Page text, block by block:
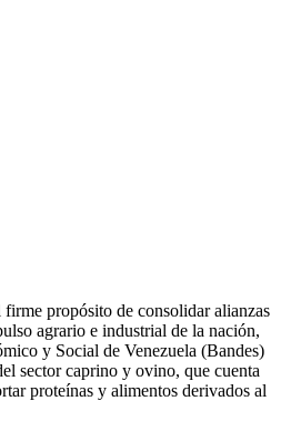
propósito de consolidar alianzas
agrario e industrial de la nación,
y Social de Venezuela (Bandes)
sector caprino y ovino, que cuenta
proteínas y alimentos derivados al